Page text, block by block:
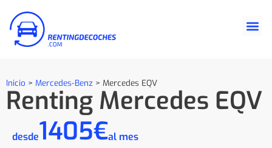
Inicio > Mercedes-Benz > Mercedes EQV
Renting Mercedes EQV
desde1405€al mes